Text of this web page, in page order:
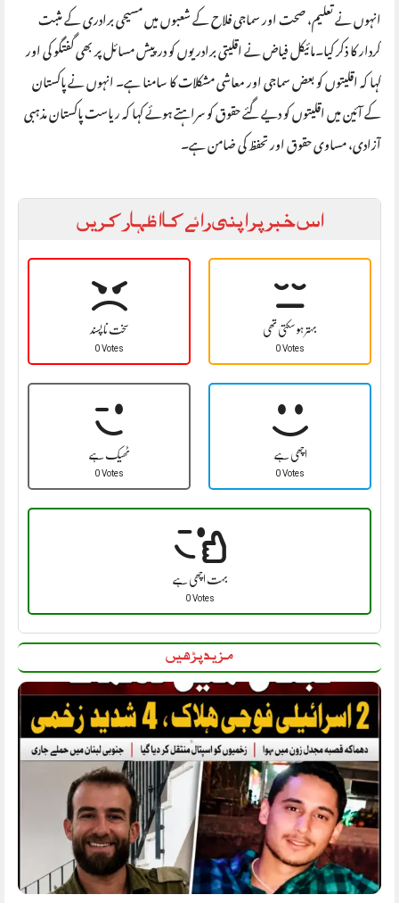
انہوں نے تعلیم، صحت اور سماجی فلاح کے شعبوں میں مسیحی برادری کے مثبت
کردار کا ذکر کیا۔مائیکل فیاض نے اقلیتی برادریوں کو درپیش مسائل پر بھی گفتگو کی اور
کہا کہ اقلیتوں کو بعض سماجی اور معاشی مشکلات کا سامنا ہے۔ انہوں نے پاکستان
کے آئین میں اقلیتوں کو دیے گئے حقوق کو سراہتے ہوئے کہا کہ ریاست پاکستان مذہبی
آزادی، مساوی حقوق اور تحفظ کی ضامن ہے۔
اس خبر پر اپنی رائے کا اظہار کریں
سخت نا پسند
0 Votes
بہتر ہو سکتی تھی
0 Votes
ٹھیک ہے
0 Votes
اچھی ہے
0 Votes
بہت اچھی ہے
0 Votes
مزید پڑھیں